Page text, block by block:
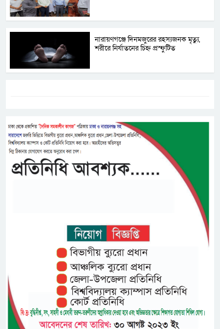
নারায়ণগঞ্জে দিনমজুরের রহস্যজনক মৃত্যু,
শরীরে নির্যাতনের চিহ্ন প্রস্ফুটিত